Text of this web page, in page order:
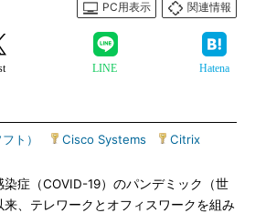
PC用表示
関連情報
LINE Hatena
ト） Cisco Systems Citrix
症（COVID-19）のパンデミック（世
、テレワークとオフィスワークを組み